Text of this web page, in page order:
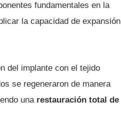
fundamentales en la
la capacidad de expansión
del implante con el tejido
se regeneraron de manera
una restauración total de